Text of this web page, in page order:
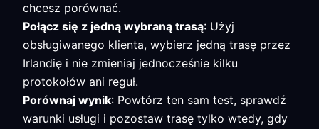
chcesz porównać.
Połącz się z jedną wybraną trasą: Użyj
obsługiwanego klienta, wybierz jedną trasę przez
Irlandię i nie zmieniaj jednocześnie kilku
protokołów ani reguł.
Porównaj wynik: Powtórz ten sam test, sprawdź
warunki usługi i pozostaw trasę tylko wtedy, gdy